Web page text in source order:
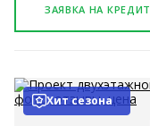
ЗАЯВКА НА КРЕДИТ
Хит сезона